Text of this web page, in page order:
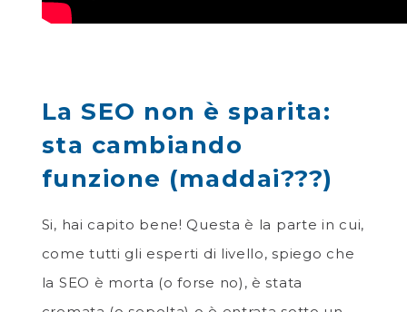
La SEO non è sparita:
sta cambiando
funzione (maddai???)
Si, hai capito bene! Questa è la parte in cui,
come tutti gli esperti di livello, spiego che
la SEO è morta (o forse no), è stata